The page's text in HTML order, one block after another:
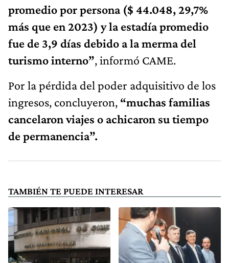
promedio por persona ($ 44.048, 29,7%
más que en 2023) y la estadía promedio
fue de 3,9 días debido a la merma del
turismo interno”, informó CAME.
Por la pérdida del poder adquisitivo de los
ingresos, concluyeron, “muchas familias
cancelaron viajes o achicaron su tiempo
de permanencia”.
TAMBIÉN TE PUEDE INTERESAR